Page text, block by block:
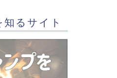
るサイト